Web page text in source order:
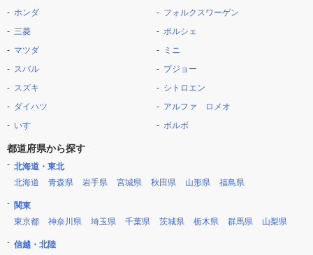
ホンダ
三菱
マツダ
スバル
スズキ
ダイハツ
いすゞ
フォルクスワーゲン
ポルシェ
ミニ
プジョー
シトロエン
アルファ ロメオ
ボルボ
都道府県から探す
北海道・東北
北海道
青森県 岩手県 宮城県 秋田県 山形県 福島県
関東
東京都
神奈川県 埼玉県 千葉県 茨城県 栃木県 群馬県 山梨県
信越・北陸